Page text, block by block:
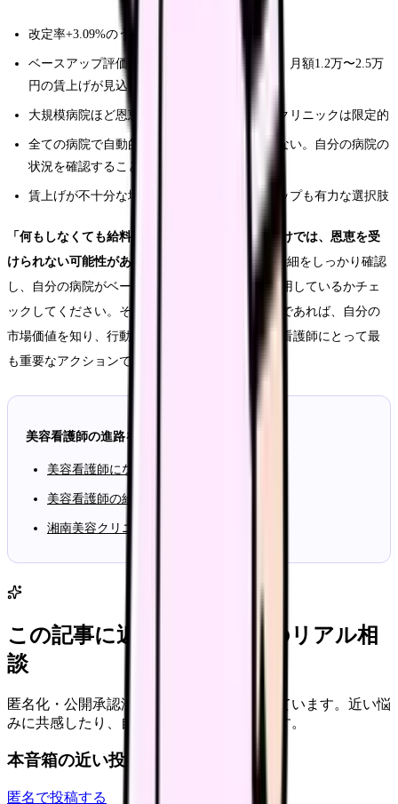
改定率+3.09%のうち、賃上げ分は+1.70%
ベースアップ評価料が2〜3倍に引き上げられ、月額1.2万〜2.5万
円の賃上げが見込まれる
大規模病院ほど恩恵が大きく、小規模病院・クリニックは限定的
全ての病院で自動的に賃上げされるわけではない。自分の病院の
状況を確認することが重要
賃上げが不十分な場合は、転職による年収アップも有力な選択肢
「何もしなくても給料が上がる」と待っているだけでは、恩恵を受
けられない可能性があります。
まずは6月の給与明細をしっかり確認
し、自分の病院がベースアップ評価料を適切に活用しているかチェ
ックしてください。そして、もし賃上げが不十分であれば、自分の
市場価値を知り、行動に移すことが、2026年度の看護師にとって最
も重要なアクションです。
美容看護師の進路を整理する関連記事
美容看護師になるまでの進路ロードマップ
美容看護師の給料・年収相場
湘南美容クリニック看護師の年収・待遇
この記事に近い看護師さんのリアル相
談
匿名化・公開承認済みの本音だけを表示しています。近い悩
みに共感したり、自分の状況を投稿できます。
本音箱の近い投稿
匿名で投稿する